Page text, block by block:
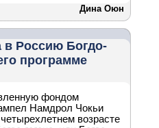
Дина Оюн
в Россию Богдо-
программе
фондом
Намдрол Чокьи
возрасте